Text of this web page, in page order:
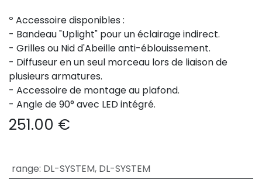
º Accessoire disponibles :
- Bandeau "Uplight" pour un éclairage indirect.
- Grilles ou Nid d'Abeille anti-éblouissement.
- Diffuseur en un seul morceau lors de liaison de
plusieurs armatures.
- Accessoire de montage au plafond.
- Angle de 90° avec LED intégré.
251.00 €
range: DL-SYSTEM, DL-SYSTEM